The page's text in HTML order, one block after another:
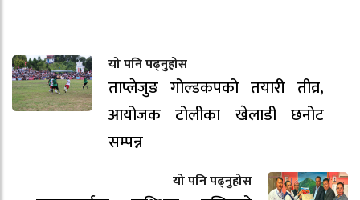
यो पनि पढ्नुहोस
ताप्लेजुङ गोल्डकपको तयारी तीव्र,
आयोजक टोलीका खेलाडी छनोट
सम्पन्न
यो पनि पढ्नुहोस